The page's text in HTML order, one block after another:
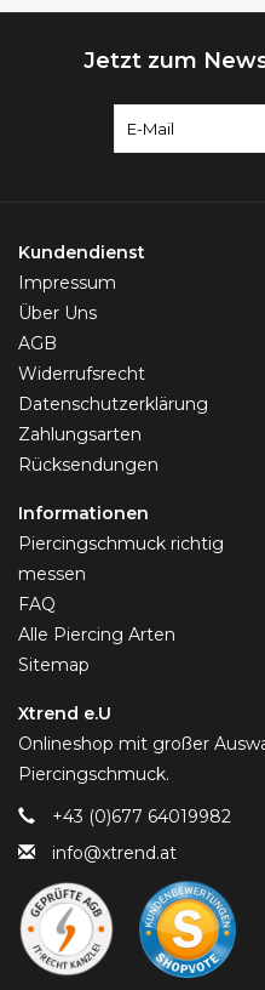
Jetzt zum
Kundendienst
Impressum
Über Uns
AGB
Widerrufsrecht
Datenschutzerklärung
Zahlungsarten
Rücksendungen
Informationen
Piercingschmuck richtig
messen
FAQ
Alle Piercing Arten
Sitemap
Xtrend e.U
Onlineshop mit großer
Piercingschmuck.
+43 (0)677 64019982
info@xtrend.at